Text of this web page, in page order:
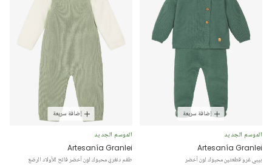
إضافة سريعة
الموسم الجديد
Artesanía Granlei
بيبي غرو قطعتين محبوك لون أخضر
إضافة سريعة
الموسم الجديد
Artesanía Granlei
طقم دنغري محبوك لون أخضر فاتح للأولاد الرضع